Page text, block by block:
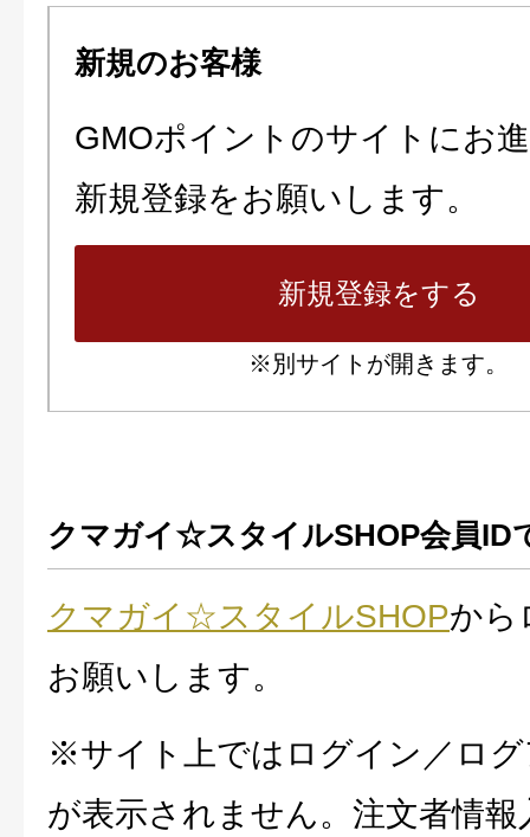
新規のお客様
GMOポイントのサイトにお
新規登録をお願いします。
新規登録をする
※別サイトが開きます。
クマガイ☆スタイルSHOP会員ID
クマガイ☆スタイルSHOPから
お願いします。
※サイト上ではログイン／ロ
が表示されません。注文者情報